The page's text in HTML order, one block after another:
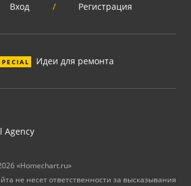
Вход / Регистрация
Идеи для ремонта
Agency
«Homechart.ru»
не несет ответственности за высказывания